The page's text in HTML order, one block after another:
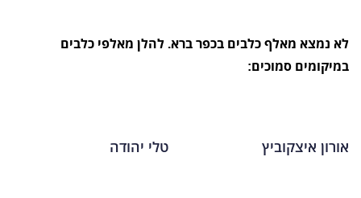
לא נמצא מאלף כלבים בכפר ברא. להלן מאלפי כלבים
במיקומים סמוכים:
אורון איצקוביץ טלי יהודה